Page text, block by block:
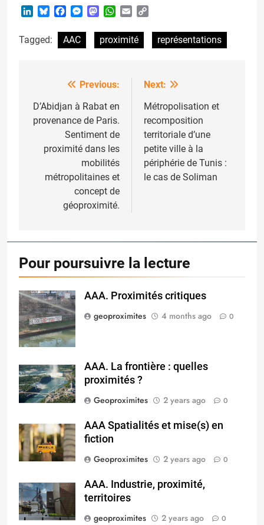
LinkedInBlueskyFacebook
Messenger
Mastodon
WhatsApp
Email
Tagged: AAC proximité représentations
navigation
Previous:
D’Abidjan à Rabat en
provenance de Paris.
Sentiment de
proximité dans les
mobilités
métropolitaines et
concept de
géoproximité.
Next:
Métropolisation et
recomposition
territoriale d’une
petite ville à la
périphérie de Tunis :
le cas de Soliman
Pour poursuivre la lecture
oplus_32
AAA. Proximités critiques
geoproximites
4 months ago 0
AAA. La frontière : quelles
proximités ?
Geoproximites
2 years ago 0
AAA Spatialités et mise(s) en
fiction
Geoproximites
2 years ago 0
AAA. Industrie, proximité,
territoires
geoproximites
2 years ago 0